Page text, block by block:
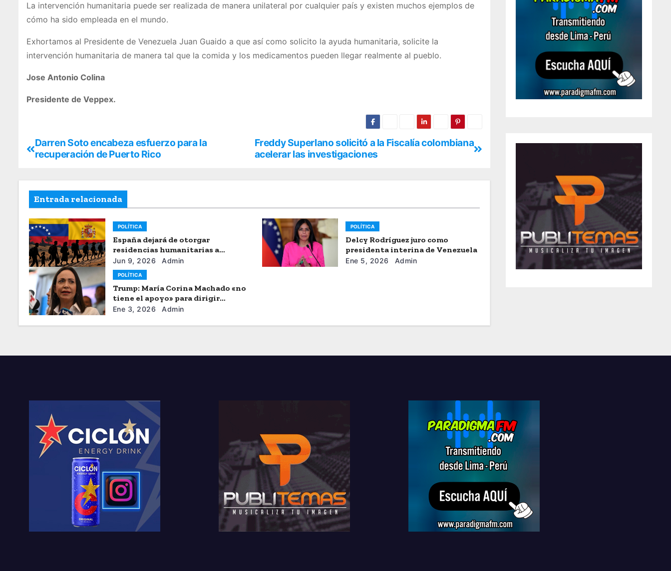
La intervención humanitaria puede ser realizada de manera unilateral por cualquier país y existen muchos ejemplos de
cómo ha sido empleada en el mundo.
Exhortamos al Presidente de Venezuela Juan Guaido a que así como solicito la ayuda humanitaria, solicite la
intervención humanitaria de manera tal que la comida y los medicamentos pueden llegar realmente al pueblo.
Jose Antonio Colina
Presidente de Veppex.
Freddy Superlano solicitó a la Fiscalía colombiana
acelerar las investigaciones
Darren Soto encabeza esfuerzo para la
recuperación de Puerto Rico
Entrada relacionada
POLÍTICA
España dejará de otorgar
residencias humanitarias a
venezolanos
Jun 9, 2026 Admin
POLÍTICA
Delcy Rodríguez juro como
presidenta interina de Venezuela
Ene 5, 2026 Admin
POLÍTICA
Trump: María Corina Machado «no
tiene el apoyo» para dirigir
Venezuela
Ene 3, 2026 Admin